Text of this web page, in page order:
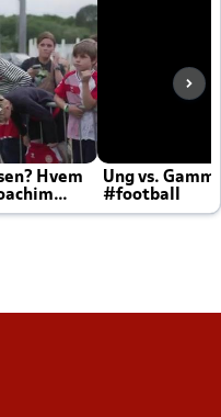
Hvem
Ung vs.
#football